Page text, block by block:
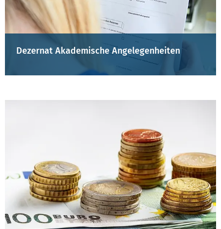
Dezernat Akademische Angelegenheiten